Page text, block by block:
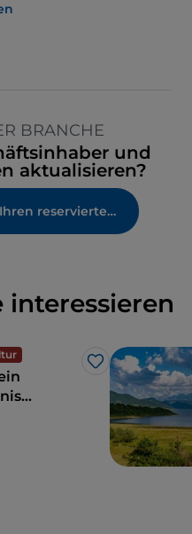
BRANCHE
und
aktualisieren?
Greifen Sie jetzt auf Ihren reservierten Bereich zu
interessieren
Like